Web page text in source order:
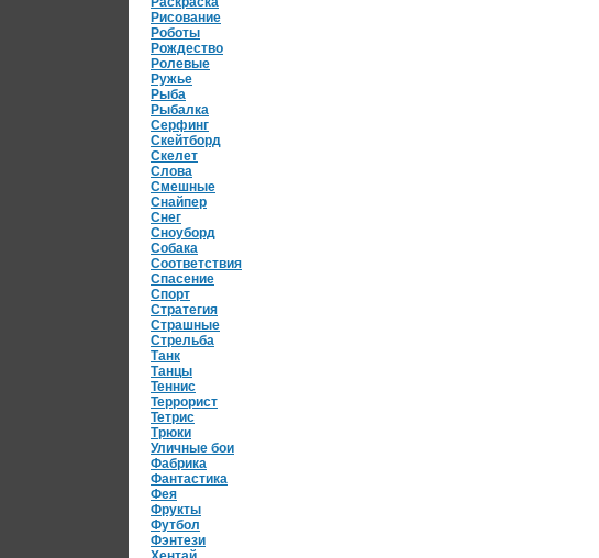
Рисование
Роботы
Рождество
Ролевые
Ружье
Рыба
Рыбалка
Серфинг
Скейтборд
Скелет
Слова
Смешные
Снайпер
Снег
Сноуборд
Собака
Соответствия
Спасение
Спорт
Стратегия
Страшные
Стрельба
Танк
Танцы
Теннис
Террорист
Тетрис
Трюки
Уличные бои
Фабрика
Фантастика
Фея
Фрукты
Футбол
Фэнтези